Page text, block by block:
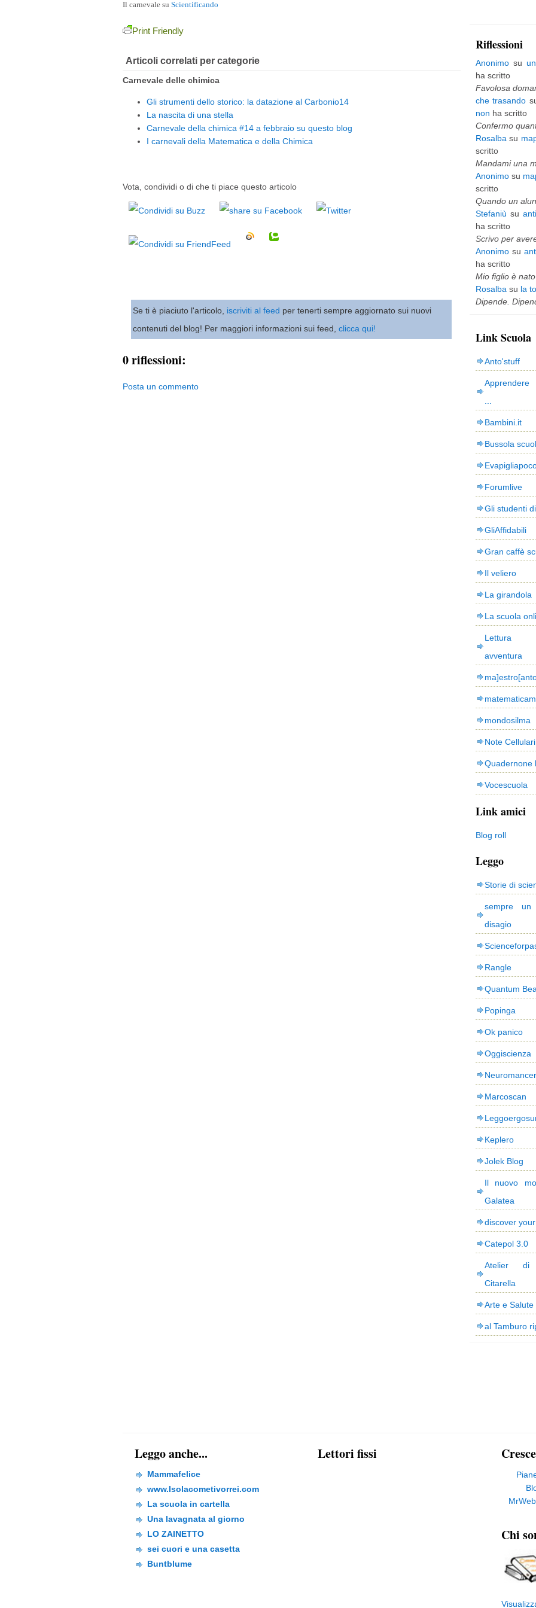
Il carnevale su Scientificando
Print Friendly
Articoli correlati per categorie
Carnevale delle chimica
Gli strumenti dello storico: la datazione al Carbonio14
La nascita di una stella
Carnevale della chimica #14 a febbraio su questo blog
I carnevali della Matematica e della Chimica
Vota, condividi o di che ti piace questo articolo
Se ti è piaciuto l'articolo, iscriviti al feed per tenerti sempre aggiornato sui nuovi
contenuti del blog! Per maggiori informazioni sui feed, clicca qui!
0 riflessioni:
Posta un commento
Riflessioni
Anonimosu
ha scritto
Favolosa
che trasando
non ha scritto
Confermo
Rosalba su
scritto
Mandami una
Anonimosu
scritto
Quando un
Stefaniù su
ha scritto
Scrivo per avere
Anonimosu
ha scritto
Mio figlio è nato
Rosalba su la
Dipende.
Link Scuola
Anto'stuff
Bambini.it
Bussola
Forumlive
Gli studenti
GliAffidabili
Gran caffè
Il veliero
La girandola
La scuola
avventura
mondosilma
Note Cellulari
Quadernone
Vocescuola
Link amici
Blog roll
Leggo
Storie di
sempre
disagio
Rangle
Quantum
Popinga
Ok panico
Oggiscienza
Neuromancer
Marcoscan
Keplero
Jolek Blog
Il nuovo
Galatea
discover
Catepol 3.0
Atelier di
Citarella
Arte e Salute
al Tamburo
Leggo anche...
Mammafelice
www.Isolacometivorrei.com
La scuola in cartella
Una lavagnata al giorno
LO ZAINETTO
sei cuori e una casetta
Buntblume
Lettori fissi
Chi